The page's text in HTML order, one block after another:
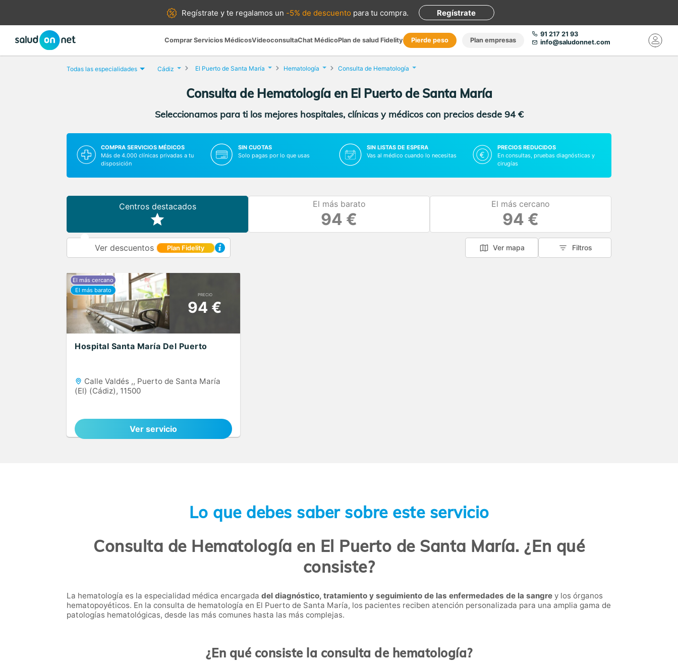
Regístrate yte regalamos un -5% de descuento para tu compra. Regístrate
Comprar Servicios MédicosVideoconsultaChat MédicoPlan de salud Fidelity Pierde peso Plan empresas
91 217 21 93
info@saludonnet.com
Todas las especialidades Cádiz El Puerto de Santa María Hematología Consulta de Hematología
Consulta de Hematología en El Puerto de Santa María
Seleccionamos para ti los mejores hospitales, clínicas y médicos con precios desde 94 €
COMPRA SERVICIOS MÉDICOS
Más de 4.000 clínicas privadas a tu
disposición
SIN CUOTAS
Solo pagas por lo que usas
SIN LISTAS DE ESPERA
Vas al médico cuando lo necesitas
PRECIOS REDUCIDOS
En consultas, pruebas diagnósticas y
cirugías
Centros destacados El más barato
94 €
El más cercano
94 €
Ver descuentos Plan Fidelity Ver mapa Filtros
PRECIO
94 €
Hospital Santa María Del Puerto
Calle Valdés ,, Puerto de Santa María
(El) (Cádiz), 11500
Ver servicio
Lo que debes saber sobre este servicio
Consulta de Hematología en El Puerto de Santa María. ¿En qué
consiste?
La hematología es la especialidad médica encargada del diagnóstico, tratamiento y seguimiento de las enfermedades de la sangre y los órganos
hematopoyéticos. En la consulta de hematología en El Puerto de Santa María, los pacientes reciben atención personalizada para una amplia gama de
patologías hematológicas, desde las más comunes hasta las más complejas.
¿En qué consiste la consulta de hematología?